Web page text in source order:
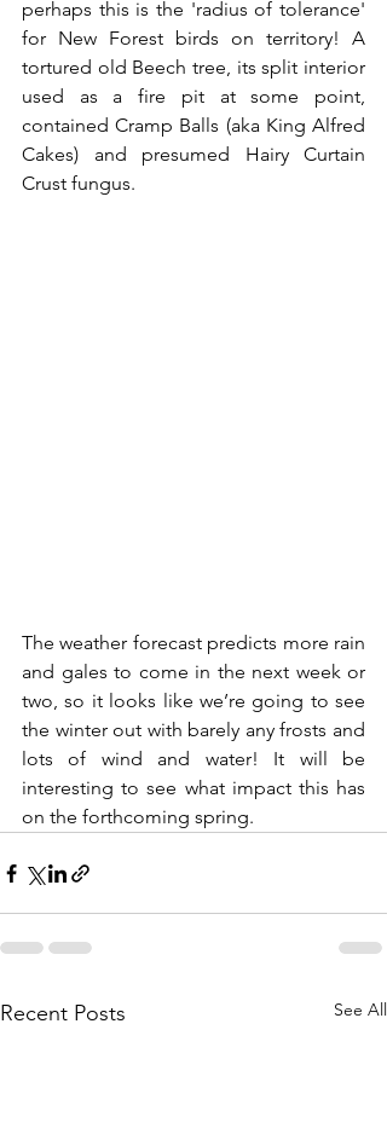
perhaps this is the 'radius of tolerance'
for New Forest birds on territory! A
tortured old Beech tree, its split interior
used as a fire pit at some point,
contained Cramp Balls (aka King Alfred
Cakes) and presumed Hairy Curtain
Crust fungus.
The weather forecast predicts more rain
and gales to come in the next week or
two, so it looks like we’re going to see
the winter out with barely any frosts and
lots of wind and water! It will be
interesting to see what impact this has
on the forthcoming spring.
Recent Posts See All